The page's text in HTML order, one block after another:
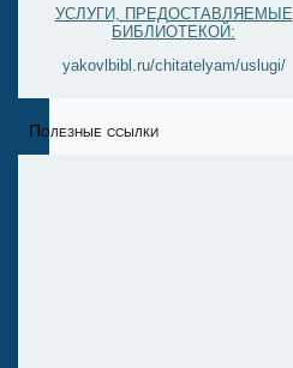
УСЛУГИ, ПРЕДОСТАВЛЯЕМЫЕ
БИБЛИОТЕКОЙ:
yakovlbibl.ru/chitatelyam/uslugi/
Полезные ссылки